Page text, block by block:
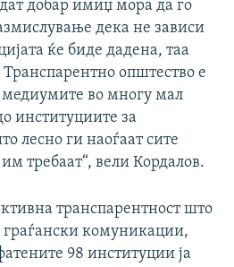
добар имиџ мора да го
дека не зависи
ќе биде дадена, таа
општество е
медиумите во многу мал
институциите за
лесно ги наоѓаат сите
требаат“, вели Кордалов.
транспарентност што
граѓански комуникации,
98 институции ја